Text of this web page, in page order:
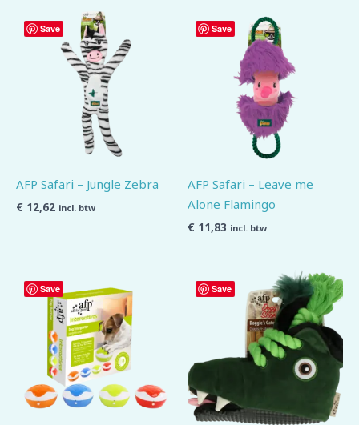
Save
AFP Safari – Jungle Zebra
€ 12,62 incl. btw
Save
AFP Safari – Leave me
Alone Flamingo
€ 11,83 incl. btw
Save Save